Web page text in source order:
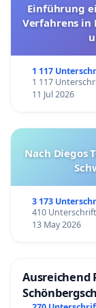
Einführung
Verfahrens in
1 117
1 117
11 Jul 2026
Nach Diegos
3 173
410
13 May 2026
Ausreichend